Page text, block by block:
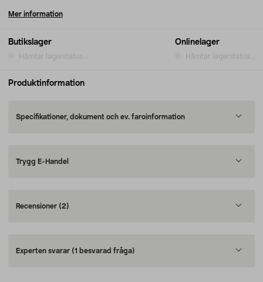
Butikslager
Hämtar lagerstatus...
Onlinelager
Hämtar lagerstatus...
Mer information
Produktinformation
Specifikationer, dokument och ev. faroinformation
Trygg E-Handel
Recensioner (2)
Experten svarar (1 besvarad fråga)